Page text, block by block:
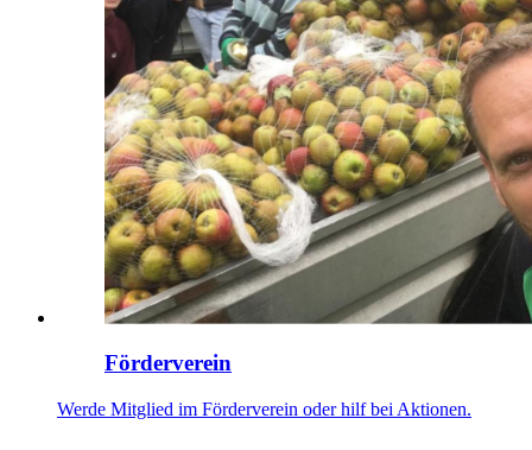
Förderverein
Werde Mitglied im Förderverein oder hilf bei Aktionen.